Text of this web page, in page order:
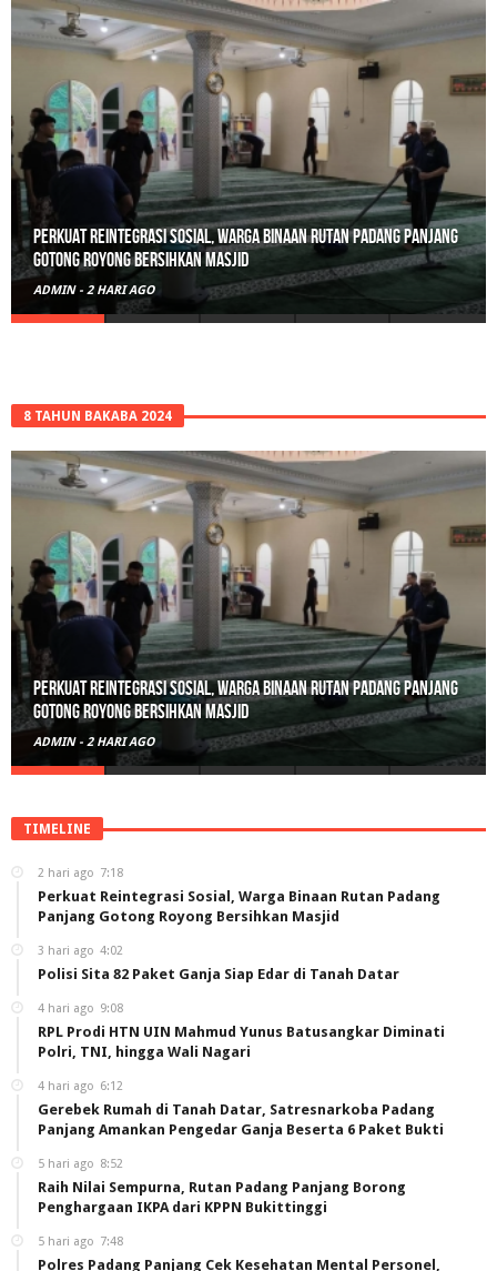
Polisi Sita 82 Paket Ganja Siap Edar di Tanah Datar
ADMIN - 3 HARI AGO
8 TAHUN BAKABA 2024
Polisi Sita 82 Paket Ganja Siap Edar di Tanah Datar
ADMIN - 3 HARI AGO
TIMELINE
2 hari ago 7:18
Perkuat Reintegrasi Sosial, Warga Binaan Rutan Padang
Panjang Gotong Royong Bersihkan Masjid
3 hari ago 4:02
Polisi Sita 82 Paket Ganja Siap Edar di Tanah Datar
4 hari ago 9:08
RPL Prodi HTN UIN Mahmud Yunus Batusangkar Diminati
Polri, TNI, hingga Wali Nagari
4 hari ago 6:12
Gerebek Rumah di Tanah Datar, Satresnarkoba Padang
Panjang Amankan Pengedar Ganja Beserta 6 Paket Bukti
5 hari ago 8:52
Raih Nilai Sempurna, Rutan Padang Panjang Borong
Penghargaan IKPA dari KPPN Bukittinggi
5 hari ago 7:48
Polres Padang Panjang Cek Kesehatan Mental Personel,